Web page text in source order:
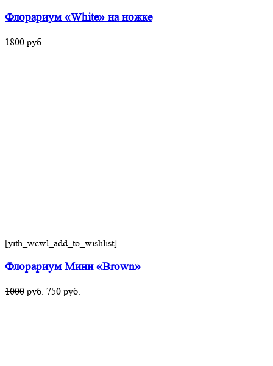
Флорариум «White» на ножке
1800 руб.
[yith_wcwl_add_to_wishlist]
Флорариум Мини «Brown»
1000 руб. 750 руб.